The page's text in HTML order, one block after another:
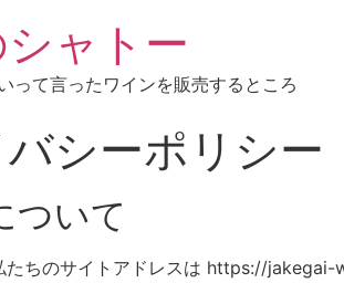
ャトー
って言ったワインを販売するところ
シーポリシー
ついて
たちのサイトアドレスは https://jakegai-